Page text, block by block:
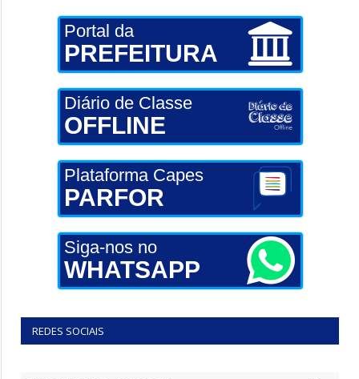
Portal da
PREFEITURA
Diário de Classe
OFFLINE
Plataforma Capes
PARFOR
Siga-nos no
WHATSAPP
REDES SOCIAIS